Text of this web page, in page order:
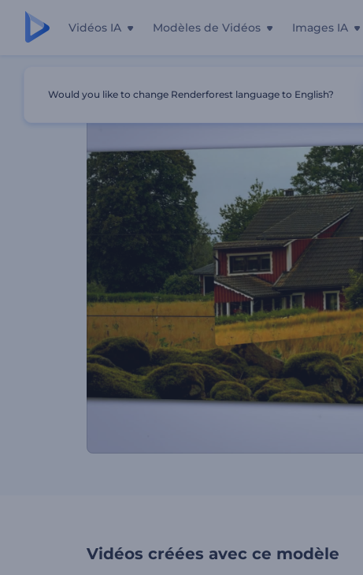
Vidéos IA Modèles de Vidéos Images IA
Vidéos créées avec ce modèle
Would you like to change Renderforest language to English?